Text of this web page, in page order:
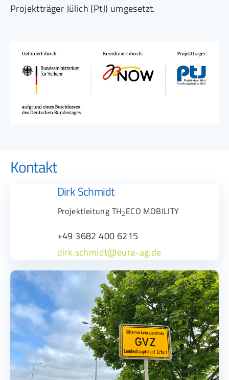
Projektträger Jülich (PtJ) umgesetzt.
Kontakt
Dirk Schmidt
Projektleitung TH2ECO MOBILITY
+49 3682 400 6215
dirk.schmidt@eura-ag.de